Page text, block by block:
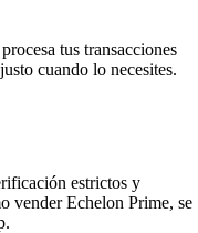
tus transacciones
cuando lo necesites.
estrictos y
vender Echelon Prime, se